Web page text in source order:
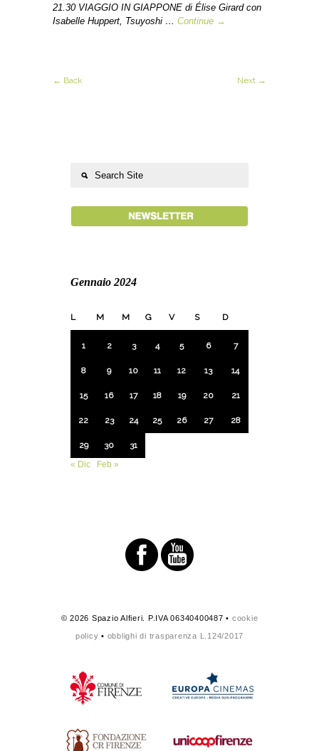
21.30 VIAGGIO IN GIAPPONE di Élise Girard con
Isabelle Huppert, Tsuyoshi … Continue →
Next →
← Back
Gennaio 2024
L M M G V S D
1 2 3 4 5 6 7
8 9 10 11 12 13 14
15 16 17 18 19 20 21
22 23 24 25 26 27 28
29 30
31
« Dic
Feb »
© 2026 Spazio Alfieri. P.IVA 06340400487 • cookie
policy • obblighi di trasparenza L.124/2017